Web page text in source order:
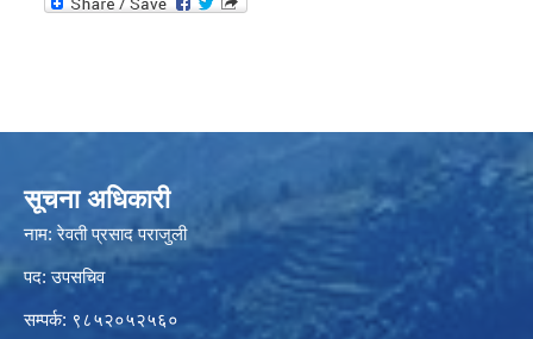
सूचना अधिकारी
नाम: रेवती प्रसाद पराजुली
पद: उपसचिव
सम्पर्क: ९८५२०५२५६०